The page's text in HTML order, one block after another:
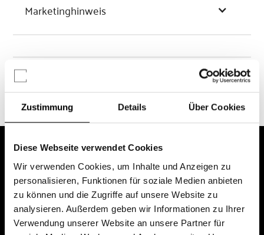
Zustimmung Details Über Cookies
Diese Webseite verwendet Cookies
Wir verwenden Cookies, um Inhalte und Anzeigen zu
personalisieren, Funktionen für soziale Medien anbieten
zu können und die Zugriffe auf unsere Website zu
analysieren. Außerdem geben wir Informationen zu Ihrer
Verwendung unserer Website an unsere Partner für
Marketinghinweis
Chancen & Risiken